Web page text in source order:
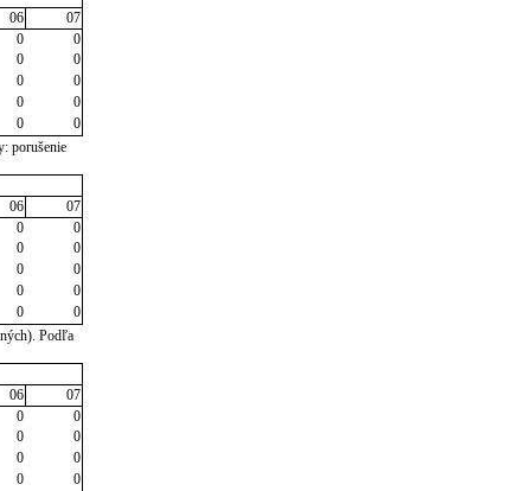
06
07
0
0
0
0
0
0
0
0
0
0
porušenie
06
07
0
0
0
0
0
0
0
0
0
0
Podľa
06
07
0
0
0
0
0
0
0
0